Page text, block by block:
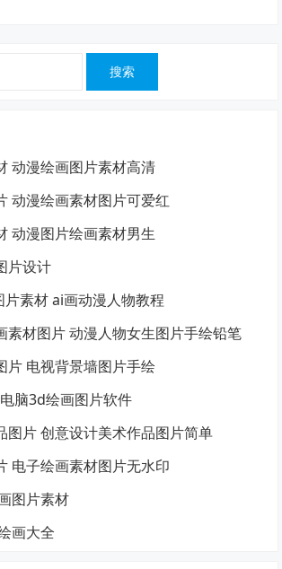
动漫绘画图片素材高清
动漫绘画素材图片可爱红
动漫图片绘画素材男生
片设计
素材 ai画动漫人物教程
素材图片 动漫人物女生图片手绘铅笔
片 电视背景墙图片手绘
脑3d绘画图片软件
图片 创意设计美术作品图片简单
电子绘画素材图片无水印
图片素材
画大全